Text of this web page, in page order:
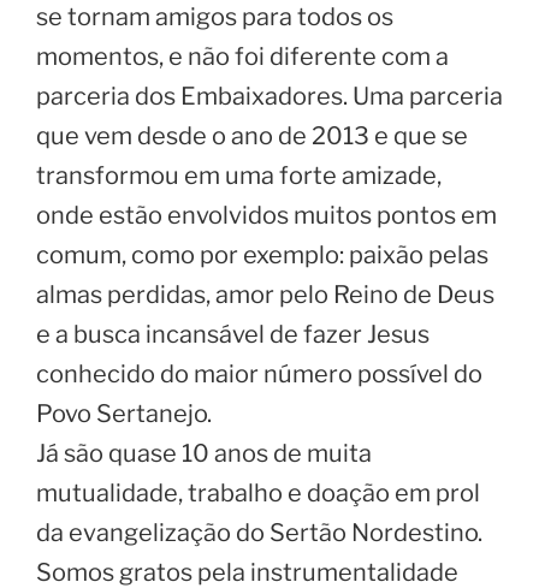
se tornam amigos para todos os
momentos, e não foi diferente com a
parceria dos Embaixadores. Uma parceria
que vem desde o ano de 2013 e que se
transformou em uma forte amizade,
onde estão envolvidos muitos pontos em
comum, como por exemplo: paixão pelas
almas perdidas, amor pelo Reino de Deus
e a busca incansável de fazer Jesus
conhecido do maior número possível do
Povo Sertanejo.
Já são quase 10 anos de muita
mutualidade, trabalho e doação em prol
da evangelização do Sertão Nordestino.
Somos gratos pela instrumentalidade